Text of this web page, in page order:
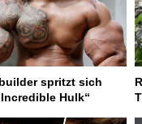
spritzt sich
Hulk“